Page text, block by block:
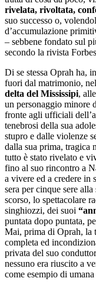
rivelata, rivoltata,
suo successo o,
d’accumulazione
– sebbene fondato sul
secondo la rivista
Di se stessa Oprah ha,
fuori dal matrimonio, nel
delta del Mississipi,
un personaggio minore
fronte agli ufficiali
tenebrosi della sua
stupro e dalle violenze
dalla sua prima, tragica
tutto è stato rivelato e
fino al suo rincontro a
a vivere ed a credere in
sera per cinque sere
scorso, lo spettacolare
singhiozzi, dei suoi
puntata dopo puntata,
Mai, prima di Oprah, la
completa ed
privata del suo
nessuno era riuscito a
come esempio di